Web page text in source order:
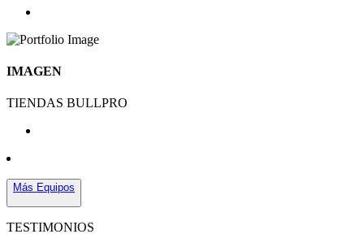
IMAGEN
TIENDAS BULLPRO
Más Equipos
TESTIMONIOS